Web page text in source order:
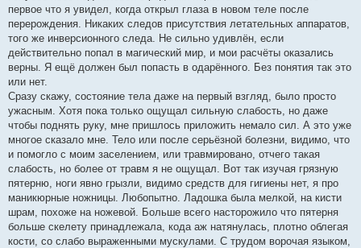
первое что я увидел, когда открыл глаза в новом теле после
перерождения. Никаких следов присутствия летательных аппаратов,
того же инверсионного следа. Не сильно удивлён, если
действительно попал в магический мир, и мои расчёты оказались
верны. Я ещё должен был попасть в одарённого. Без понятия так это
или нет.
Сразу скажу, состояние тела даже на первый взгляд, было просто
ужасным. Хотя пока только ощущал сильную слабость, но даже
чтобы поднять руку, мне пришлось приложить немало сил. А это уже
многое сказало мне. Тело или после серьёзной болезни, видимо, что
и помогло с моим заселением, или травмировано, отчего такая
слабость, но более от травм я не ощущал. Вот так изучая грязную
пятерню, ноги явно грызли, видимо средств для гигиены нет, я про
маникюрные ножницы. Любопытно. Ладошка была мелкой, на кисти
шрам, похоже на ножевой. Больше всего насторожило что пятерня
больше скелету принадлежала, кода аж натянулась, плотно облегая
кости, со слабо выраженными мускулами. С трудом ворочая языком,